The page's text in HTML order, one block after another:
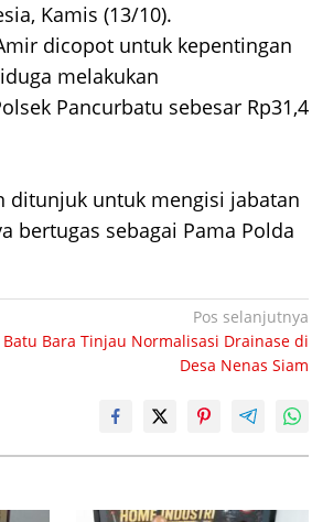
Kamis (13/10).
dicopot untuk kepentingan
melakukan
Pancurbatu sebesar Rp31,4
ditunjuk untuk mengisi jabatan
bertugas sebagai Pama Polda
Pos selanjutnya
Bara Tinjau Normalisasi Drainase di
Desa Nenas Siam